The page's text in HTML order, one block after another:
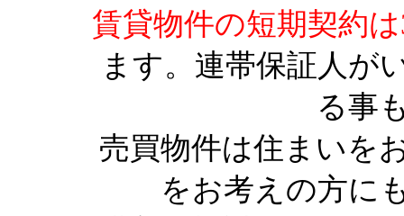
賃貸物件の短期契約
ます。連帯保証人が
る事
売買物件は住まいを
をお考えの方に